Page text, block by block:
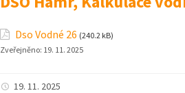
Dso Vodné 26 (240.2 kB)
Zveřejněno: 19. 11. 2025
19. 11. 2025